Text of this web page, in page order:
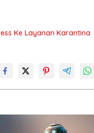
Ke Layanan Karantina